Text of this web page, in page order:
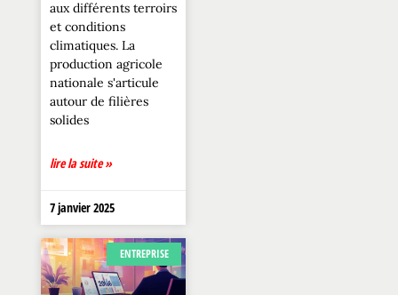
aux différents terroirs
et conditions
climatiques. La
production agricole
nationale s'articule
autour de filières
solides
lire la suite »
7 janvier 2025
ENTREPRISE